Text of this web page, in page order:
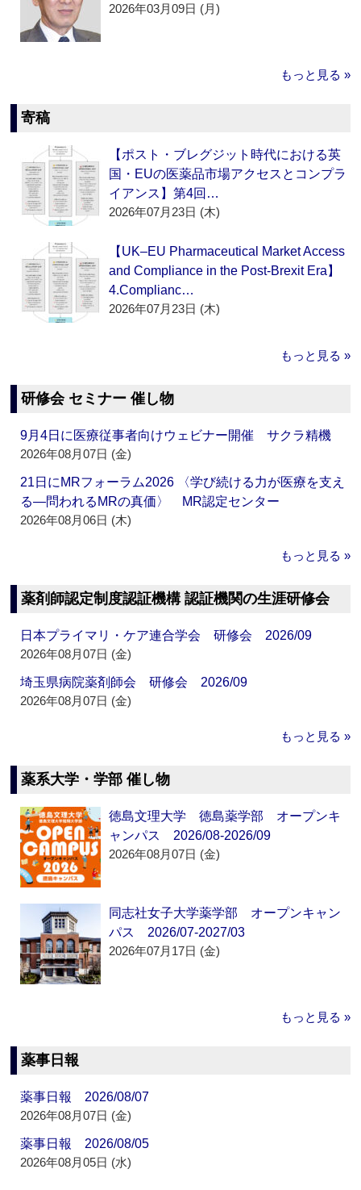
2026年03月09日 (月)
もっと見る »
寄稿
【ポスト・ブレグジット時代における英
国・EUの医薬品市場アクセスとコンプラ
イアンス】第4回…
2026年07月23日 (木)
【UK–EU Pharmaceutical Market Access
and Compliance in the Post-Brexit Era】
4.Complianc…
2026年07月23日 (木)
もっと見る »
研修会 セミナー 催し物
9月4日に医療従事者向けウェビナー開催 サクラ精機
2026年08月07日 (金)
21日にMRフォーラム2026 〈学び続ける力が医療を支え
る―問われるMRの真価〉 MR認定センター
2026年08月06日 (木)
もっと見る »
薬剤師認定制度認証機構 認証機関の生涯研修会
日本プライマリ・ケア連合学会 研修会 2026/09
2026年08月07日 (金)
埼玉県病院薬剤師会 研修会 2026/09
2026年08月07日 (金)
もっと見る »
薬系大学・学部 催し物
徳島文理大学 徳島薬学部 オープンキ
ャンパス 2026/08-2026/09
2026年08月07日 (金)
同志社女子大学薬学部 オープンキャン
パス 2026/07-2027/03
2026年07月17日 (金)
もっと見る »
薬事日報
薬事日報 2026/08/07
2026年08月07日 (金)
薬事日報 2026/08/05
2026年08月05日 (水)